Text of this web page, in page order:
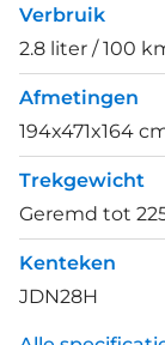
Verbruik
2.8 liter / 100
Afmetingen
194x471x164
Trekgewicht
Geremd tot
Kenteken
JDN28H